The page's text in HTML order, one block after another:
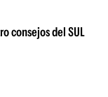
consejos del SUL